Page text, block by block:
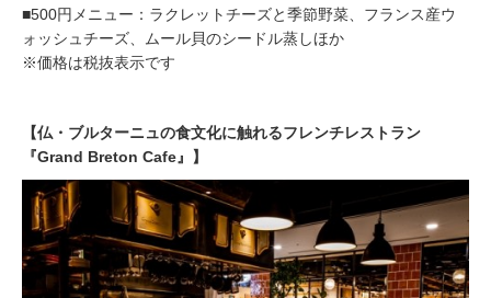
■500円メニュー：ラクレットチーズと季節野菜、フランス産ウ
ォッシュチーズ、ムール貝のシードル蒸しほか
※価格は税抜表示です
【仏・ブルターニュの食文化に触れるフレンチレストラン
『Grand Breton Cafe』】